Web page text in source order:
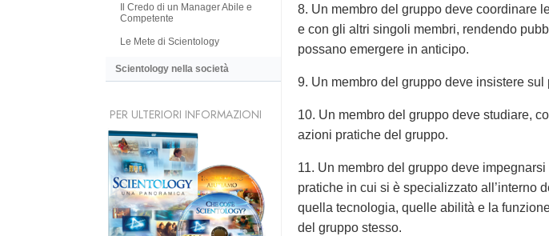
8. Un membro del gruppo deve coordinare
e con gli altri singoli membri, rendendo
possano emergere in anticipo.
9. Un membro del gruppo deve insistere
10. Un membro del gruppo deve studiare,
azioni pratiche del gruppo.
11. Un membro del gruppo deve
pratiche in cui si è specializzato all’interno
quella tecnologia, quelle abilità e la
del gruppo stesso.
Il Credo di un Manager Abile e
Competente
Le Mete di Scientology
Scientology nella società
PER ULTERIORI INFORMAZIONI